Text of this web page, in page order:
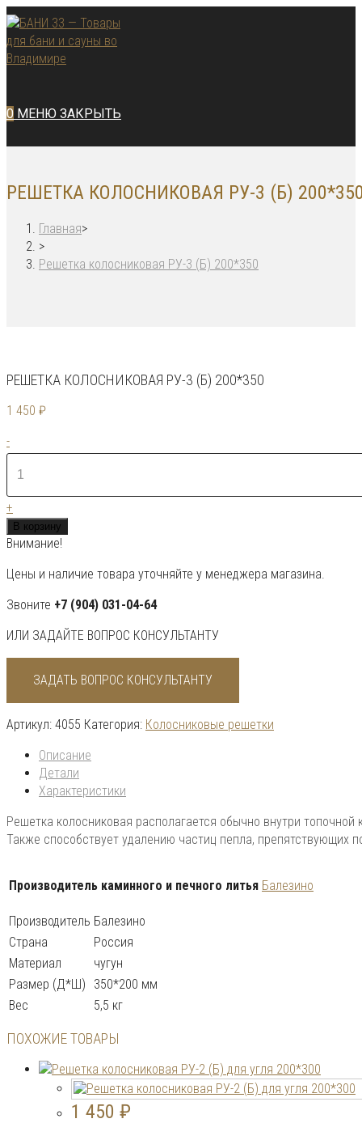
Перейти
к
содержимому
0 МЕНЮ ЗАКРЫТЬ
РЕШЕТКА КОЛОСНИКОВАЯ РУ-3 (Б)
Главная>
>
Решетка колосниковая РУ-3 (Б) 200*350
РЕШЕТКА КОЛОСНИКОВАЯ РУ-3 (Б) 200*350
1 450 ₽
Количество
товара
Решетка
колосниковая
РУ-3
(Б)
200*350
-
+
В корзину
Внимание!
Цены и наличие товара уточняйте у менеджера магазина.
Звоните +7 (904) 031-04-64
ИЛИ ЗАДАЙТЕ ВОПРОС КОНСУЛЬТАНТУ
ЗАДАТЬ ВОПРОС КОНСУЛЬТАНТУ
Артикул: 4055 Категория: Колосниковые решетки
Описание
Детали
Характеристики
Решетка колосниковая располагается обычно внутри
Также способствует удалению частиц пепла, препятствующих
Производитель каминного и печного литья Балезино
Производитель Балезино
Страна
Россия
Материал
чугун
Размер (Д*Ш)
350*200 мм
Вес
5,5 кг
ПОХОЖИЕ ТОВАРЫ
1 450 ₽